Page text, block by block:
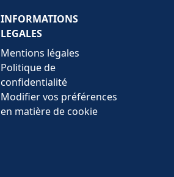
INFORMATIONS
LEGALES
Mentions légales
Politique de
confidentialité
Modifier vos préférences
en matière de cookie